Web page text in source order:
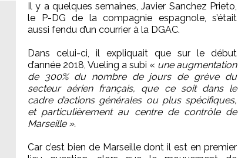
Il y a quelques semaines, Javier Sanchez Prieto,
le P-DG de la compagnie espagnole, s’était
aussi fendu d’un courrier à la DGAC.
Dans celui-ci, il expliquait que sur le début
d’année 2018, Vueling a subi « une augmentation
de 300% du nombre de jours de grève du
secteur aérien français, que ce soit dans le
cadre d’actions générales ou plus spécifiques,
et particulièrement au centre de contrôle de
Marseille ».
Car c’est bien de Marseille dont il est en premier